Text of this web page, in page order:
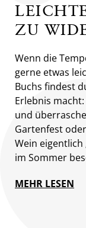
ZU
Wenn die
gerne etwas
Buchs findest
Erlebnis
und
Gartenfest
Wein eigentlich
im Sommer
MEHR LESEN